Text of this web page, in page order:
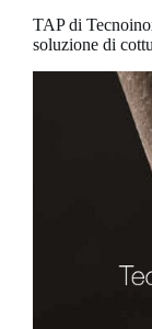
TAP di
soluzione di